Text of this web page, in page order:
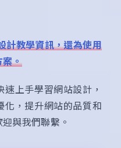
計教學資訊，還為使用
案。
上手學習網站設計，
化，提升網站的品質和
與我們聯繫。